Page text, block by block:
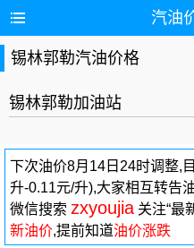
汽油
锡林郭勒汽油价格
锡林郭勒加油站
下次油价8月14日24时调整,
升-0.11元/升),大家相互转告
微信搜索 zxyoujia 关注“最
新油价,提前知道油价涨跌